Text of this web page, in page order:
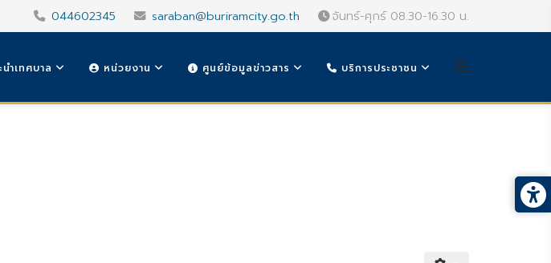
044602345 saraban@buriramcity.go.th จันทร์-ศุกร์ 08.30-16.30 น.
นำเทศบาล หน่วยงาน ศูนย์ข้อมูลข่าวสาร บริการประชาชน